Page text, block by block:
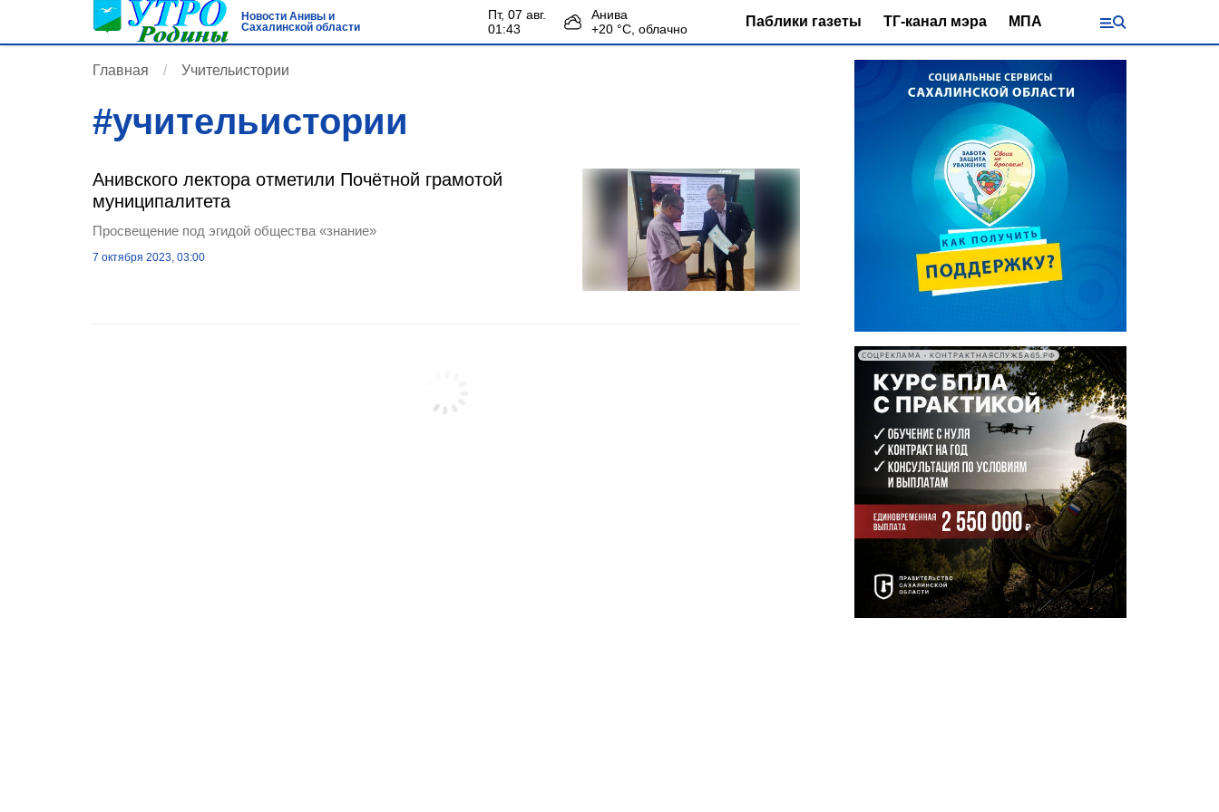
Новости Анивы и
Сахалинской области
пт, 07 авг.
01:43
Анива
+20 °С, облачно Паблики газеты ТГ-канал мэра МПА
Главная Учительистории
#учительистории
Анивского лектора отметили Почётной грамотой
муниципалитета
Просвещение под эгидой общества «знание»
7 октября 2023, 03:00
СОЦРЕКЛАМА • КОНТРАКТНАЯСЛУЖБА65.РФ